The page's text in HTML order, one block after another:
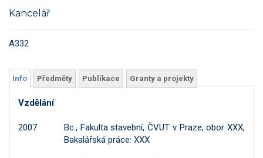
Kancelář
A332
Info Předměty Publikace Granty a projekty
Vzdělání
2007
Bc., Fakulta stavební, ČVUT v Praze, obor XXX,
Bakalářská práce: XXX